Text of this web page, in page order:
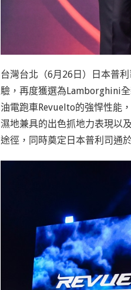
台灣台北（6月26日）日本普
驗，再度獲選為Lamborghini
油電跑車Revuelto的強悍性能
濕地兼具的出色抓地力表現以
途徑，同時奠定日本普利司通